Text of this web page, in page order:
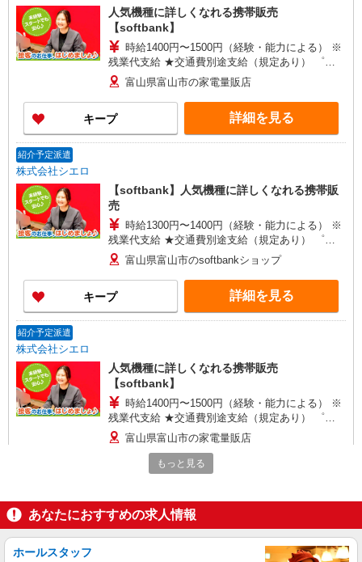
人気機種に詳しくなれる携帯販売
【softbank】
時給1400円〜1500円（経験・能力による） ※
残業代支給 ★交通費別途支給（規定あり） ゜
+゜・。○。・゜+゜・。○。・゜+゜ 入社祝い金10
万円支給(規定有) お友達を紹介頂くと, インセンテ
ィブ支給(規定有) ★月2回払い・週払い可能（規程
有）★ ゜・。○。・゜+゜・。○。・゜+゜
富山県富山市の家電量販店
キープ 詳細を見る
紹介予定派遣
株式会社シエロ
【softbank】人気機種に詳しくなれる携帯販
売
時給1300円〜1400円（経験・能力による） ※
残業代支給 ★交通費別途支給（規定あり） ゜
+゜・。○。・゜+゜・。○。・゜+゜ 入社祝い金10
万円支給(規定有) お友達を紹介頂くと, インセンテ
ィブ支給(規定有) ★月2回払い・週払い可能（規程
有）★ ゜・。○。・゜+゜・。○。・゜+゜
富山県富山市のsoftbankショップ
キープ 詳細を見る
紹介予定派遣
株式会社シエロ
人気機種に詳しくなれる携帯販売
【softbank】
時給1400円〜1500円（経験・能力による） ※
残業代支給 ★交通費別途支給（規定あり） ゜
+゜・。○。・゜+゜・。○。・゜+゜ 入社祝い金10
万円支給(規定有) お友達を紹介頂くと, インセンテ
ィブ支給(規定有) ★月2回払い・週払い可能（規程
有）★ ゜・。○。・゜+゜・。○。・゜+゜
富山県富山市の家電量販店
派遣社員
株式会社シエロ
【softbank】人気機種に詳しくなれる携帯販
もっと見る
あなたにおすすめの求人情報
ホールスタッフ